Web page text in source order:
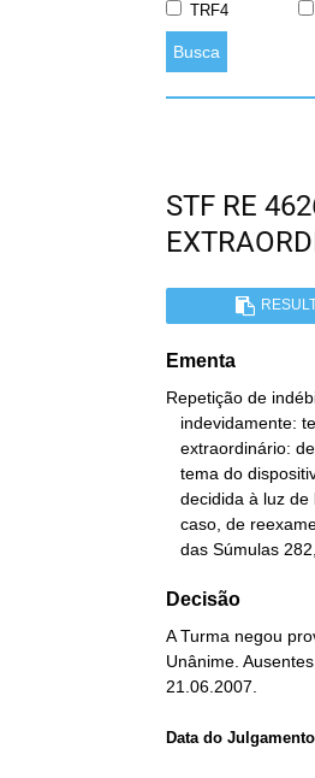
TRF4
Busca
STF RE
Ementa
Repetição de
das Súmulas
Decisão
A Turma negou
Unânime.
21.06.2007.
Data do Julgamento